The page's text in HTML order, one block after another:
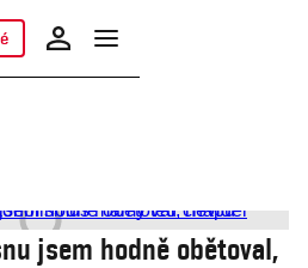
jsem hodně obětoval,